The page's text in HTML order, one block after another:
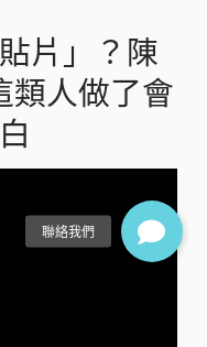
片」？陳
類人做了會